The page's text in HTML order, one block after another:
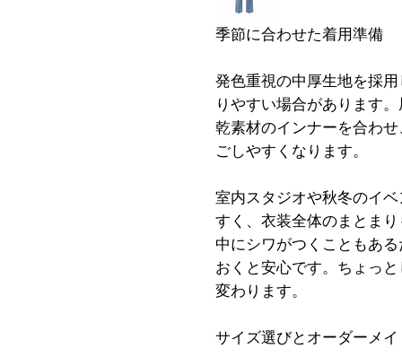
季節に合わせた着用準備
発色重視の中厚生地を採
りやすい場合があります
乾素材のインナーを合わ
ごしやすくなります。
室内スタジオや秋冬のイ
すく、衣装全体のまとま
中にシワがつくこともあ
おくと安心です。ちょっ
変わります。
サイズ選びとオーダーメ